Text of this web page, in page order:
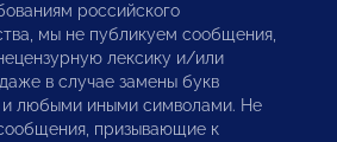
российского
мы не публикуем сообщения,
лексику и/или
в случае замены букв
и любыми иными символами. Не
призывающие к